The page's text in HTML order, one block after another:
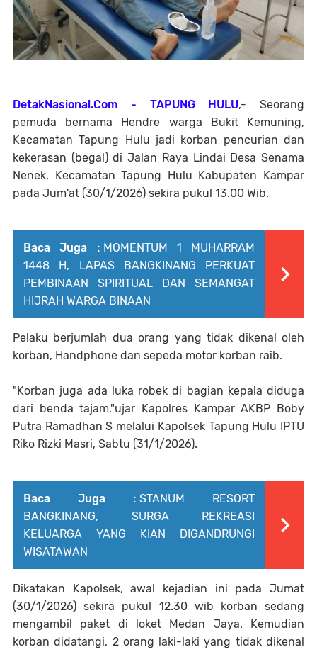
DetakNasional.Com - TAPUNG HULU,- Seorang
pemuda bernama Hendre warga Bukit Kemuning,
Kecamatan Tapung Hulu jadi korban pencurian dan
kekerasan (begal) di Jalan Raya Lindai Desa Senama
Nenek, Kecamatan Tapung Hulu Kabupaten Kampar
pada Jum'at (30/1/2026) sekira pukul 13.00 Wib.
Baca Juga : MOMENTUM 1 MUHARRAM
1448 H, LAPAS BANGKINANG PERKUAT
PEMBINAAN SPIRITUAL DAN SEMANGAT
HIJRAH WARGA BINAAN
Pelaku berjumlah dua orang yang tidak dikenal oleh
korban, Handphone dan sepeda motor korban raib.
"Korban juga ada luka robek di bagian kepala diduga
dari benda tajam,"ujar Kapolres Kampar AKBP Boby
Putra Ramadhan S melalui Kapolsek Tapung Hulu IPTU
Riko Rizki Masri, Sabtu (31/1/2026).
Baca Juga : STANUM RESORT
BANGKINANG, SURGA REKREASI
KELUARGA YANG KIAN DIGANDRUNGI
WISATAWAN
Dikatakan Kapolsek, awal kejadian ini pada Jumat
(30/1/2026) sekira pukul 12.30 wib korban sedang
mengambil paket di loket Medan Jaya. Kemudian
korban didatangi, 2 orang laki-laki yang tidak dikenal